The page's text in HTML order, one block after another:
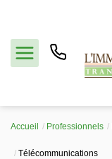
Acheter
Accueil Professionnels
Télécommunications